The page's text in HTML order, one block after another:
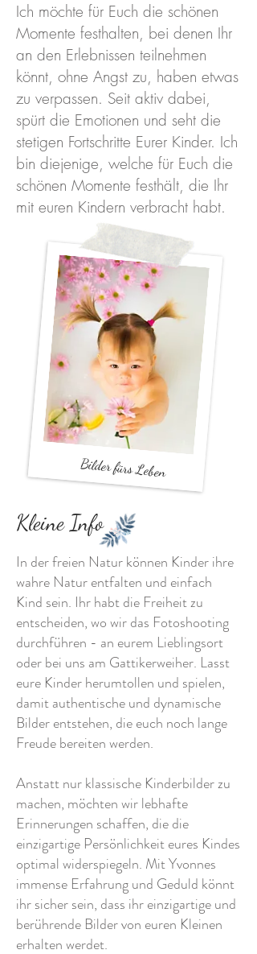
Ich möchte für Euch die schönen
Momente festhalten, bei denen Ihr
an den Erlebnissen teilnehmen
könnt, ohne Angst zu, haben etwas
zu verpassen. Seit aktiv dabei,
spürt die Emotionen und seht die
stetigen Fortschritte Eurer Kinder. Ich
bin diejenige, welche für Euch die
schönen Momente festhält, die Ihr
mit euren Kindern verbracht habt.
Bilder fürs Leben
Kleine Info
In der freien Natur können Kinder ihre
wahre Natur entfalten und einfach
Kind sein. Ihr habt die Freiheit zu
entscheiden, wo wir das Fotoshooting
durchführen - an eurem Lieblingsort
oder bei uns am Gattikerweiher. Lasst
eure Kinder herumtollen und spielen,
damit authentische und dynamische
Bilder entstehen, die euch noch lange
Freude bereiten werden.
Anstatt nur klassische Kinderbilder zu
machen, möchten wir lebhafte
Erinnerungen schaffen, die die
einzigartige Persönlichkeit eures Kindes
optimal widerspiegeln. Mit Yvonnes
immense Erfahrung und Geduld könnt
ihr sicher sein, dass ihr einzigartige und
berührende Bilder von euren Kleinen
erhalten werdet.